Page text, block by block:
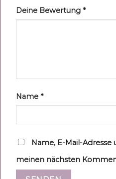
Deine Bewertung *
Name *
Name, E-Mail-
meinen nächsten